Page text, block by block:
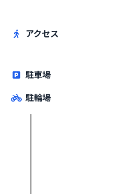
アクセス
駐車場
駐輪場